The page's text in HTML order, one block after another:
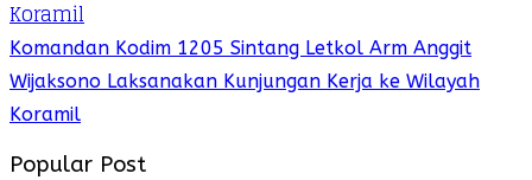
Komandan Kodim 1205 Sintang Letkol Arm Anggit
Wijaksono Laksanakan Kunjungan Kerja ke Wilayah
Koramil
Popular Post